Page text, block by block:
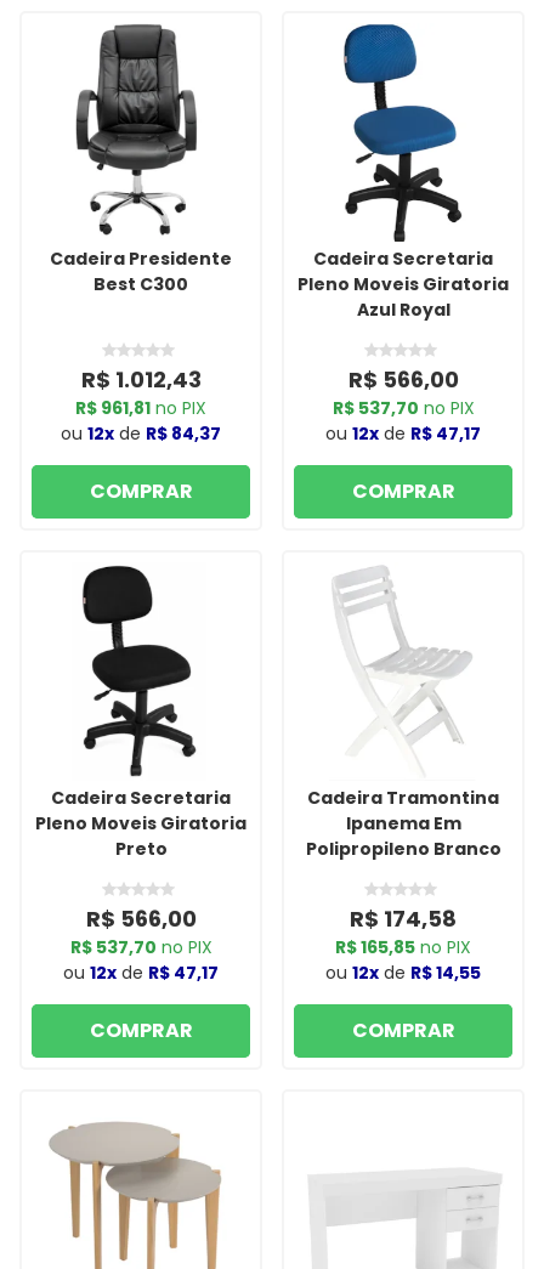
Cadeira Presidente
Best C300
R$ 1.012,43
R$ 961,81 no PIX
ou 12x de R$ 84,37
COMPRAR
Cadeira Secretaria
Pleno Moveis Giratoria
Azul Royal
R$ 566,00
R$ 537,70 no PIX
ou 12x de R$ 47,17
COMPRAR
Cadeira Secretaria
Pleno Moveis Giratoria
Preto
R$ 566,00
R$ 537,70 no PIX
ou 12x de R$ 47,17
COMPRAR
Cadeira Tramontina
Ipanema Em
Polipropileno Branco
R$ 174,58
R$ 165,85 no PIX
ou 12x de R$ 14,55
COMPRAR